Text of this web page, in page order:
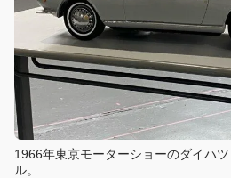
1966年東京モーターショーのダイハ
ル。